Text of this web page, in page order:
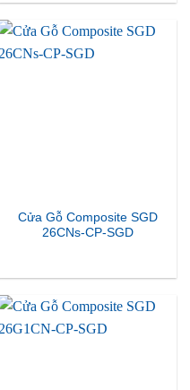
Cửa Gỗ Composite SGD
26CNs-CP-SGD